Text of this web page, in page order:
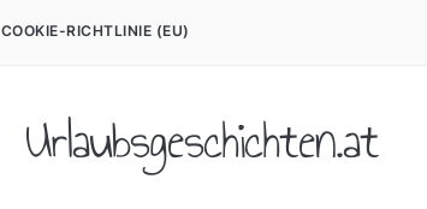
COOKIE-RICHTLINIE (EU)
Urlaubsgeschichten.at